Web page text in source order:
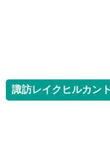
諏訪レイクヒルカン